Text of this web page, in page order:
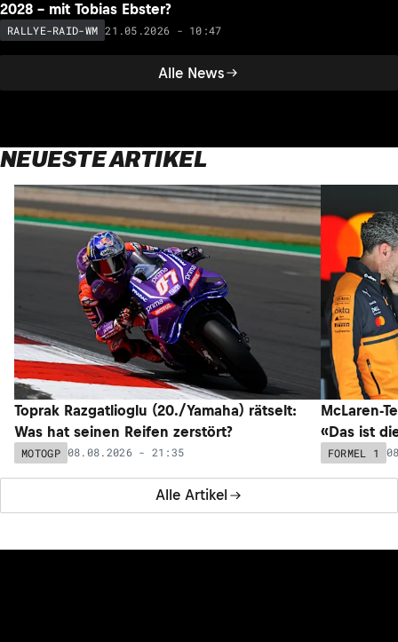
Alle News
2028 – mit Tobias Ebster?
RALLYE-RAID-WM 21.05.2026 - 10:47
NEUESTE ARTIKEL
Alle Artikel
Toprak Razgatlioglu (20./Yamaha) rätselt:
Was hat seinen Reifen zerstört?
MOTOGP 08.08.2026 - 21:35
McLaren-
«Das ist
FORMEL 1